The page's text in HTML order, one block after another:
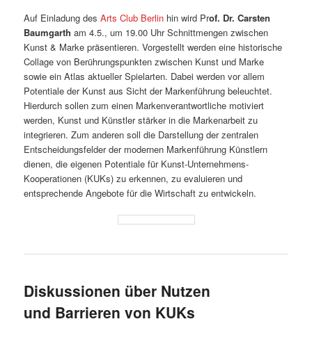
Auf Einladung desArts Club Berlin hin wird Prof. Dr. Carsten
Baumgarth am 4.5., um 19.00 Uhr Schnittmengen zwischen
Kunst & Marke präsentieren. Vorgestellt werden eine historische
Collage von Berührungspunkten zwischen Kunst und Marke
sowie ein Atlas aktueller Spielarten. Dabei werden vor allem
Potentiale der Kunst aus Sicht der Markenführung beleuchtet.
Hierdurch sollen zum einen Markenverantwortliche motiviert
werden, Kunst und Künstler stärker in die Markenarbeit zu
integrieren. Zum anderen soll die Darstellung der zentralen
Entscheidungsfelder der modernen Markenführung Künstlern
dienen, die eigenen Potentiale für Kunst-Unternehmens-
Kooperationen (KUKs) zu erkennen, zu evaluieren und
entsprechende Angebote für die Wirtschaft zu entwickeln.
Diskussionen über Nutzen
und Barrieren von KUKs